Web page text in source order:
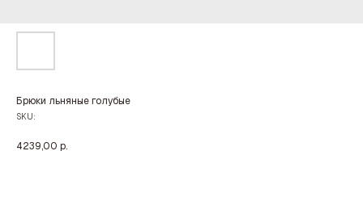
Брюки льняные голубые
SKU:
4239,00 р.